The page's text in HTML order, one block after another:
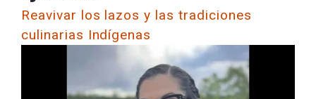
Reavivar los lazos y las tradiciones
culinarias Indígenas